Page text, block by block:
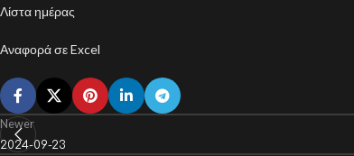
Λίστα ημέρας
Αναφορά σε Excel
Newer
2024-09-23